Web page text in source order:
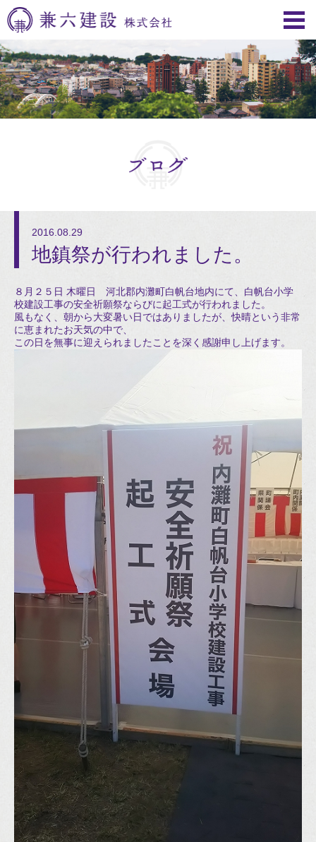
2016.08.29
地鎮祭が行われました。
８月２５日 木曜日 河北郡内灘町白帆台地内にて、白帆台小学
校建設工事の安全祈願祭ならびに起工式が行われました。
風もなく、朝から大変暑い日ではありましたが、快晴という非常
に恵まれたお天気の中で、
この日を無事に迎えられましたことを深く感謝申し上げます。